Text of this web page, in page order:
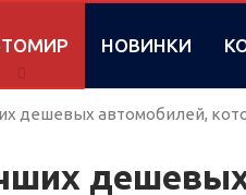
НОВИНКИ
дешевых автомобилей,